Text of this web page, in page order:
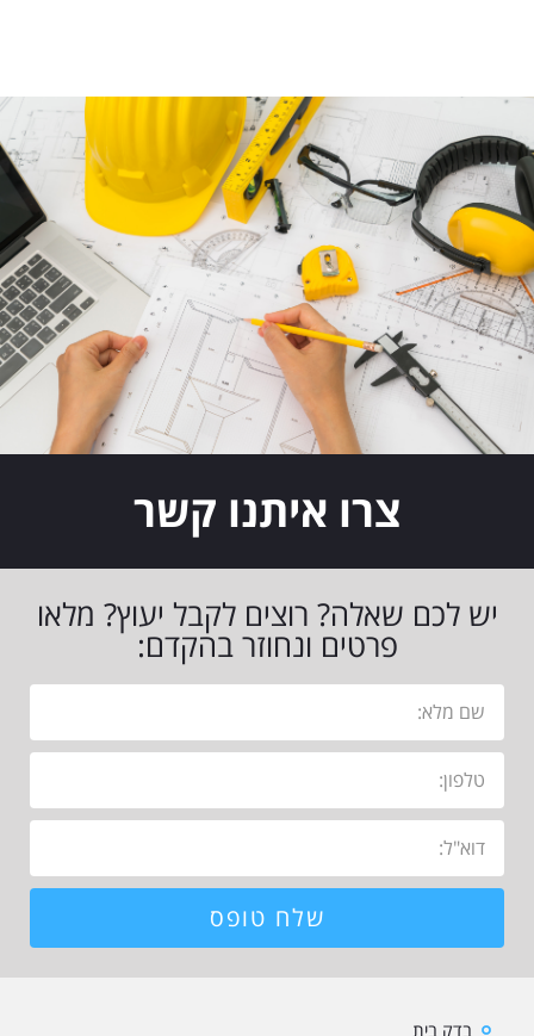
צרו איתנו קשר
יש לכם שאלה? רוצים לקבל יעוץ? מלאו
פרטים ונחוזר בהקדם:
שלח טופס
בדק בית